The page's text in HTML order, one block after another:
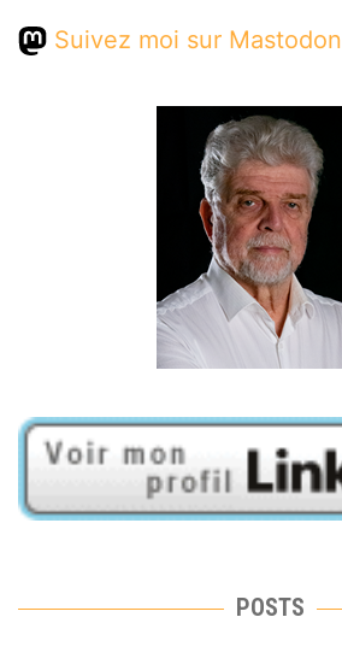
Suivez moi sur Mastodon
POSTS